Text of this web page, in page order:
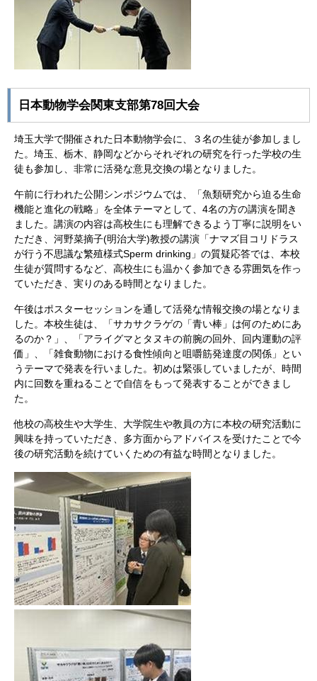
日本動物学会関東支部第78回大会
埼玉大学で開催された日本動物学会に、３名の生徒が参加しまし
た。埼玉、栃木、静岡などからそれぞれの研究を行った学校の生
徒も参加し、非常に活発な意見交換の場となりました。
午前に行われた公開シンポジウムでは、「魚類研究から迫る生命
機能と進化の戦略」を全体テーマとして、4名の方の講演を聞き
ました。講演の内容は高校生にも理解できるよう丁寧に説明をい
ただき、河野菜摘子(明治大学)教授の講演「ナマズ目コリドラス
が行う不思議な繁殖様式Sperm drinking」の質疑応答では、本校
生徒が質問するなど、高校生にも温かく参加できる雰囲気を作っ
ていただき、実りのある時間となりました。
午後はポスターセッションを通して活発な情報交換の場となりま
した。本校生徒は、「サカサクラゲの「青い棒」は何のためにあ
るのか？」、「アライグマとタヌキの前腕の回外、回内運動の評
価」、「雑食動物における食性傾向と咀嚼筋発達度の関係」とい
うテーマで発表を行いました。初めは緊張していましたが、時間
内に回数を重ねることで自信をもって発表することができまし
た。
他校の高校生や大学生、大学院生や教員の方に本校の研究活動に
興味を持っていただき、多方面からアドバイスを受けたことで今
後の研究活動を続けていくための有益な時間となりました。